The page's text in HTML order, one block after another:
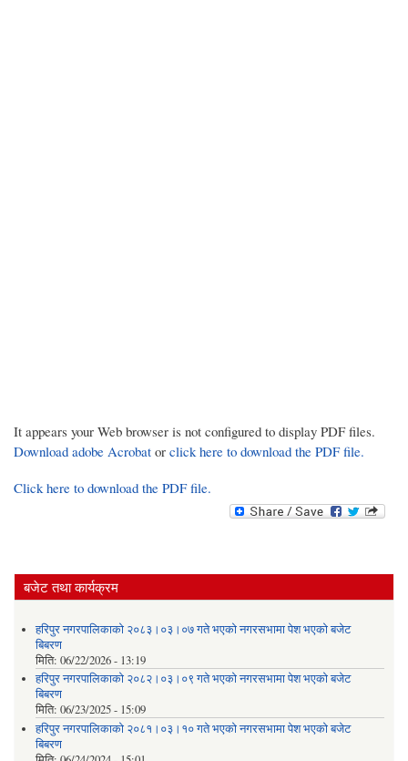
It appears your Web browser is not configured to display PDF files.
Download adobe Acrobat or click here to download the PDF file.
Click here to download the PDF file.
बजेट तथा कार्यक्रम
हरिपुर नगरपालिकाको २०८३।०३।०७ गते भएको नगरसभामा पेश भएको बजेट
बिबरण
मिति: 06/22/2026 - 13:19
हरिपुर नगरपालिकाको २०८२।०३।०९ गते भएको नगरसभामा पेश भएको बजेट
बिबरण
मिति: 06/23/2025 - 15:09
हरिपुर नगरपालिकाको २०८१।०३।१० गते भएको नगरसभामा पेश भएको बजेट
बिबरण